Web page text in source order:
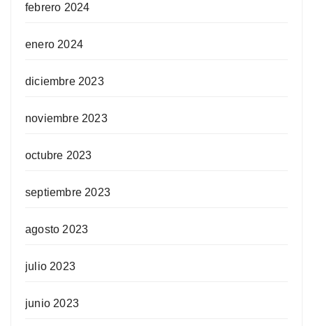
febrero 2024
enero 2024
diciembre 2023
noviembre 2023
octubre 2023
septiembre 2023
agosto 2023
julio 2023
junio 2023